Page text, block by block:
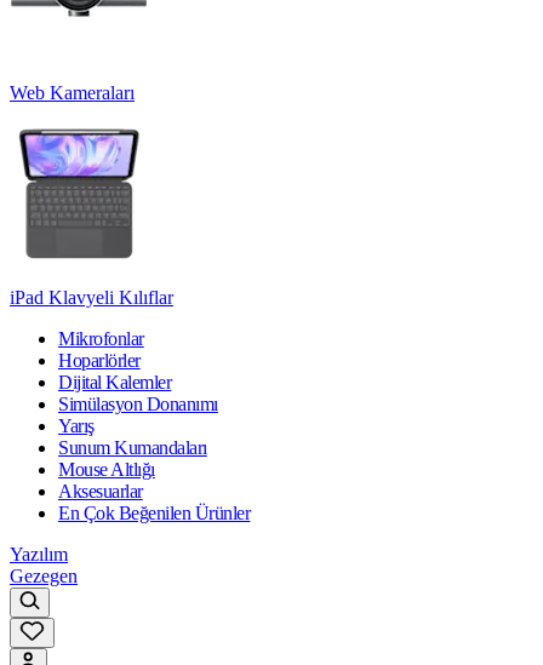
Web Kameraları
iPad Klavyeli Kılıflar
Mikrofonlar
Hoparlörler
Dijital Kalemler
Simülasyon Donanımı
Yarış
Sunum Kumandaları
Mouse Altlığı
Aksesuarlar
En Çok Beğenilen Ürünler
Yazılım
Gezegen